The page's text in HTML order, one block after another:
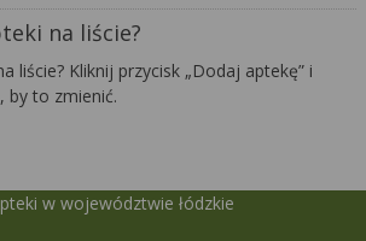
na liście?
liście? Kliknij przycisk „Dodaj aptekę” i
by to zmienić.
w województwie łódzkie